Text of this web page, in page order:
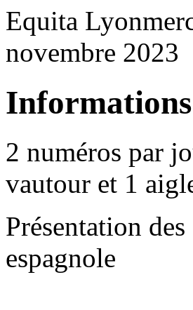
Equita Lyon
novembre 2023
Informations
2 numéros par
vautour et 1
Présentation
espagnole